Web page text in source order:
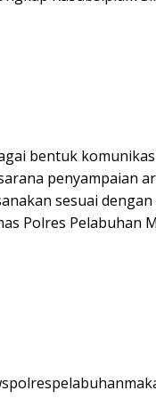
bentuk
penyampaian
sesuai
Polres Pelabuhan